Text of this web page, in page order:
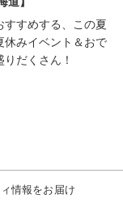
すすめする、この夏
休みイベント＆おで
だくさん！
情報をお届け